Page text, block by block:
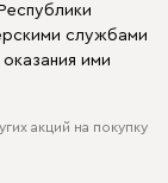
службами
ими
акций на покупку